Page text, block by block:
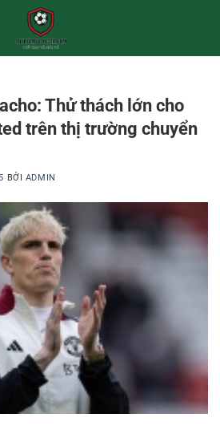
Thử thách lớn cho
trên thị trường chuyển
BỞI ADMIN